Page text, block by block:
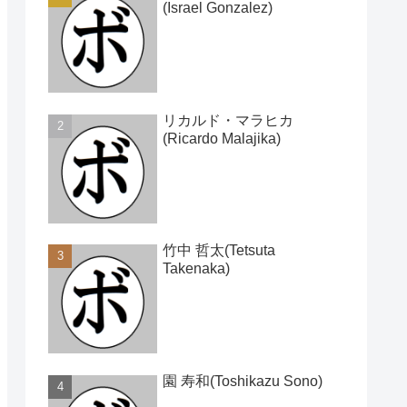
(Israel Gonzalez)
リカルド・マラヒカ
(Ricardo Malajika)
竹中 哲太(Tetsuta
Takenaka)
園 寿和(Toshikazu Sono)